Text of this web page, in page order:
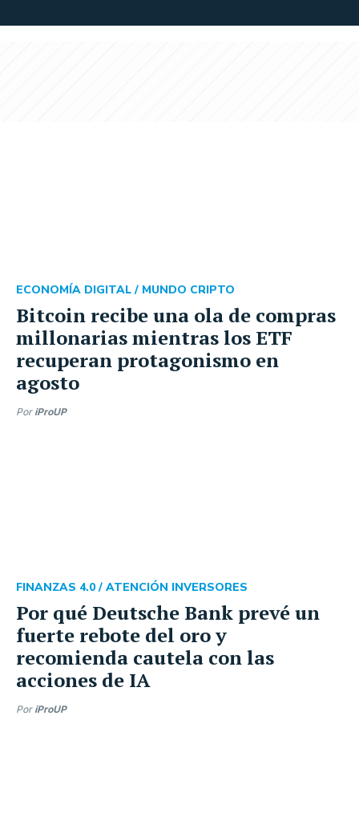
Bitcoin recibe una ola de compras
millonarias mientras los ETF
recuperan protagonismo en
agosto
ECONOMÍA DIGITAL / MUNDO CRIPTO
Por iProUP
Por qué Deutsche Bank prevé un
fuerte rebote del oro y
recomienda cautela con las
acciones de IA
FINANZAS 4.0 / ATENCIÓN INVERSORES
Por iProUP